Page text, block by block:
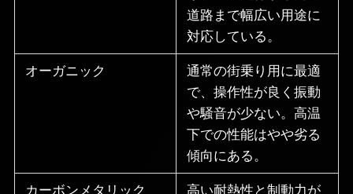
道路まで幅広い用途に
対応している。
オーガニック
通常の街乗り用に最適
で、操作性が良く振動
や騒音が少ない。高温
下での性能はやや劣る
傾向にある。
カーボンメタリック
高い耐熱性と制動力が